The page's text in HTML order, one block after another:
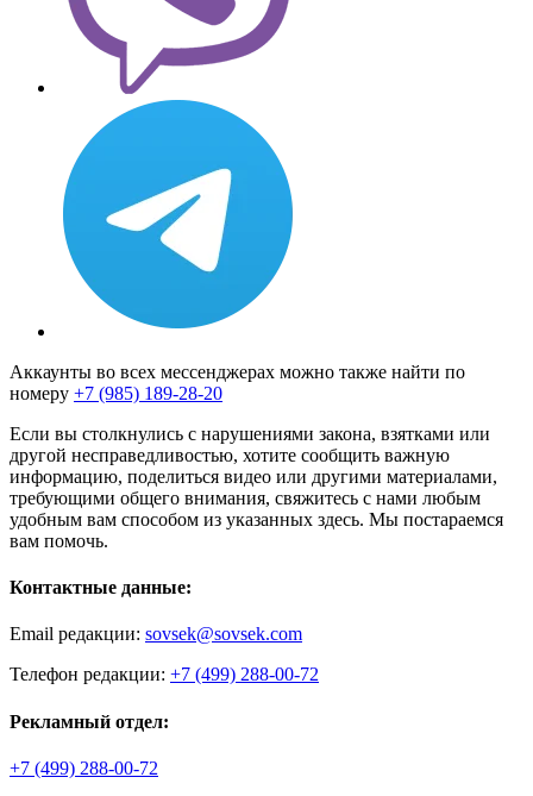
Аккаунты во всех мессенджерах можно также найти по
номеру +7 (985) 189-28-20
Если вы столкнулись с нарушениями закона, взятками или
другой несправедливостью, хотите сообщить важную
информацию, поделиться видео или другими материалами,
требующими общего внимания, свяжитесь с нами любым
удобным вам способом из указанных здесь. Мы постараемся
вам помочь.
Контактные данные:
Email редакции: sovsek@sovsek.com
Телефон редакции: +7 (499) 288-00-72
Рекламный отдел:
+7 (499) 288-00-72